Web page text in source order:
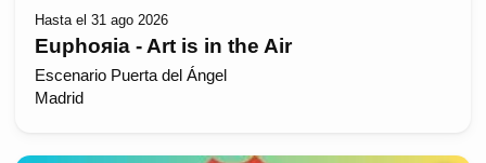
Hasta el 31 ago 2026
Euphoяia - Art is in the Air
Escenario Puerta del Ángel
Madrid